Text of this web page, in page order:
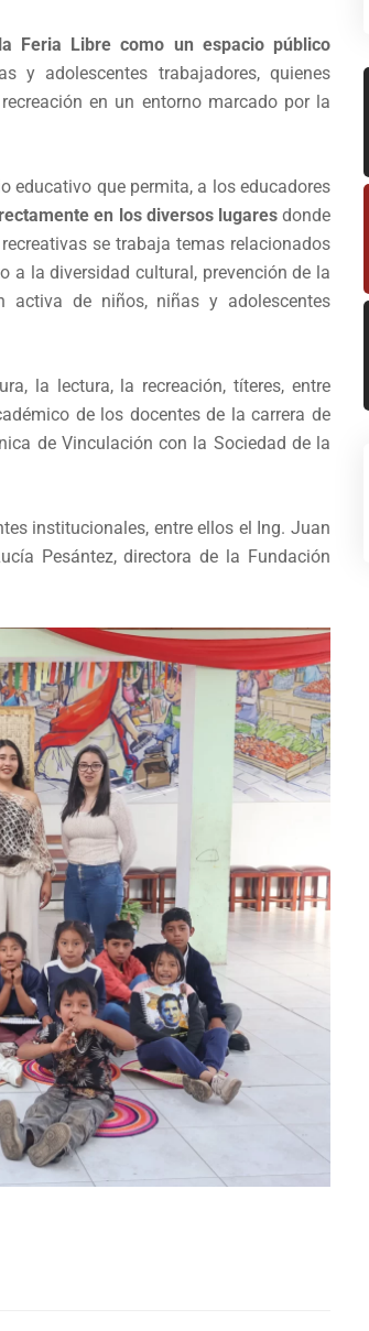
Feria Libre como un espacio público
y adolescentes trabajadores, quienes
en un entorno marcado por la
educativo que permita, a los educadores
en los diversos lugaresdonde
se trabaja temas relacionados
a la diversidad cultural, prevención de la
activa de niños, niñas y adolescentes
la lectura, la recreación, títeres, entre
de los docentes de la carrera de
de Vinculación con la Sociedad de la
institucionales, entre ellos el Ing. Juan
Pesántez, directora de la Fundación